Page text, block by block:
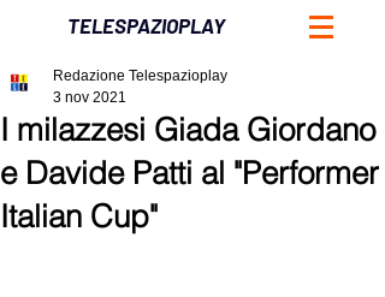
TELESPAZIOPLAY
I milazzesi Giada Giordano
e Davide Patti al "Performer
Italian Cup"
Redazione Telespazioplay
3 nov 2021